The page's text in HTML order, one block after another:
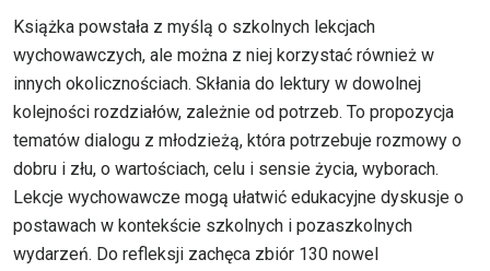
Książka powstała z myślą o szkolnych lekcjach
wychowawczych, ale można z niej korzystać również w
innych okolicznościach. Skłania do lektury w dowolnej
kolejności rozdziałów, zależnie od potrzeb. To propozycja
tematów dialogu z młodzieżą, która potrzebuje rozmowy o
dobru i złu, o wartościach, celu i sensie życia, wyborach.
Lekcje wychowawcze mogą ułatwić edukacyjne dyskusje o
postawach w kontekście szkolnych i pozaszkolnych
wydarzeń. Do refleksji zachęca zbiór 130 nowel